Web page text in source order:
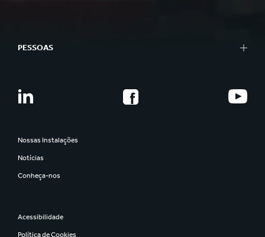
PESSOAS
Nossas Instalações
Notícias
Conheça-nos
Acessibilidade
Política de Cookies